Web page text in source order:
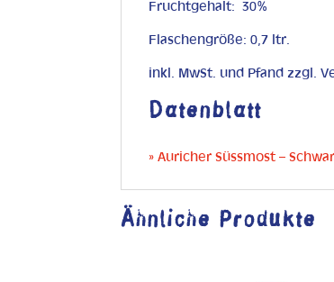
Fruchtgehalt: 30%
Flaschengröße: 0,7 ltr.
inkl. MwSt. und Pfand zzgl.
Datenblatt
» Auricher Süssmost –
Ähnliche Produkte